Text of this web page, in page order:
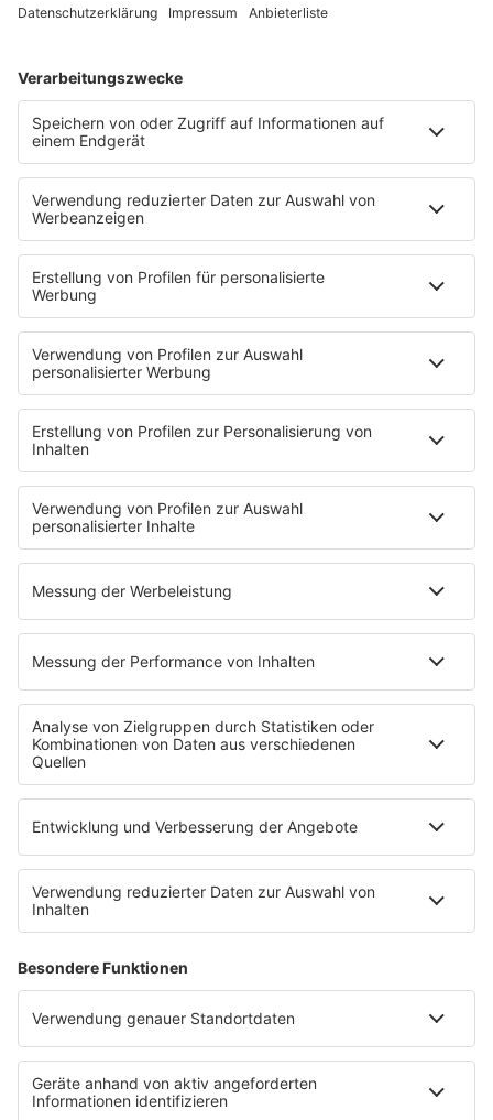
Comedy
Wetter
Verkehr
PODCASTS
Zufall: Wenn ein Moment alles verändert
Küsten-Köppe mit Frank Bremser
Blaulicht. Der Helfer-Podcast
Neues von der Märchenküste
Störche-Schnack. Der Holstein Kiel-Podcast
Politik verstehen... Der R.SH-Podcast mit Carsten Kock!
Jahrhundertgeschichten
Die R.SH Gemeindesongs
Der R.SH Telefonschreck
Familienfuchs: Der Erziehungspodcast
Schlank und Gesund mit Patric Heizmann
Brave & One: Der Beziehungs-Podcast
ShoreTime: Der Küstenschnack
Der Barbara Schöneberger-Podcast: Mit den Waffeln
einer Frau
MEIN R.SH
Empfang
R.SH-Shop
Werbung buchen
Häufige Fragen
Jobs bei R.SH
INFORMATION
Datenschutz
Datenschutzeinstellungen
Clubbedingungen
Teilnahmebedingungen
R.SH auf radioplayer.de